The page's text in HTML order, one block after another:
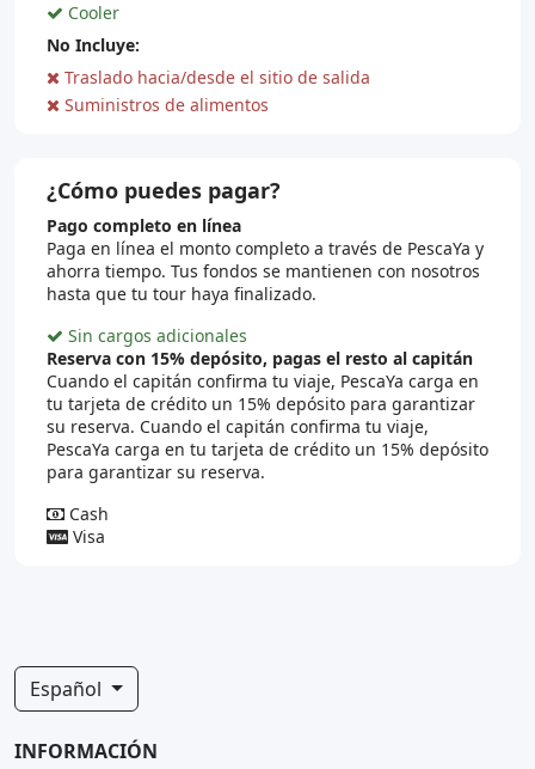
Cooler
No Incluye:
Traslado hacia/desde el sitio de salida
Suministros de alimentos
¿Cómo puedes pagar?
Pago completo en línea
Paga en línea el monto completo a través de PescaYa y
ahorra tiempo. Tus fondos se mantienen con nosotros
hasta que tu tour haya finalizado.
Sin cargos adicionales
Reserva con 15% depósito, pagas el resto al capitán
Cuando el capitán confirma tu viaje, PescaYa carga en
tu tarjeta de crédito un 15% depósito para garantizar
su reserva. Cuando el capitán confirma tu viaje,
PescaYa carga en tu tarjeta de crédito un 15% depósito
para garantizar su reserva.
Cash
Visa
Español
INFORMACIÓN